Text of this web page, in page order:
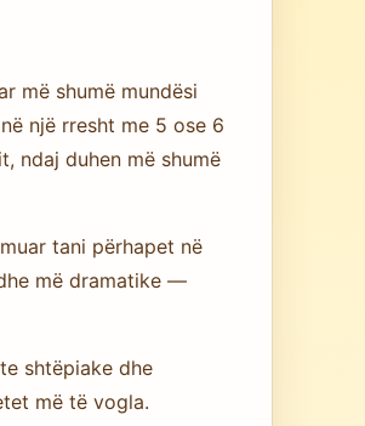
më shumë mundësi
një rresht me 5 ose 6
ndaj duhen më shumë
tani përhapet në
më dramatike —
shtëpiake dhe
më të vogla.